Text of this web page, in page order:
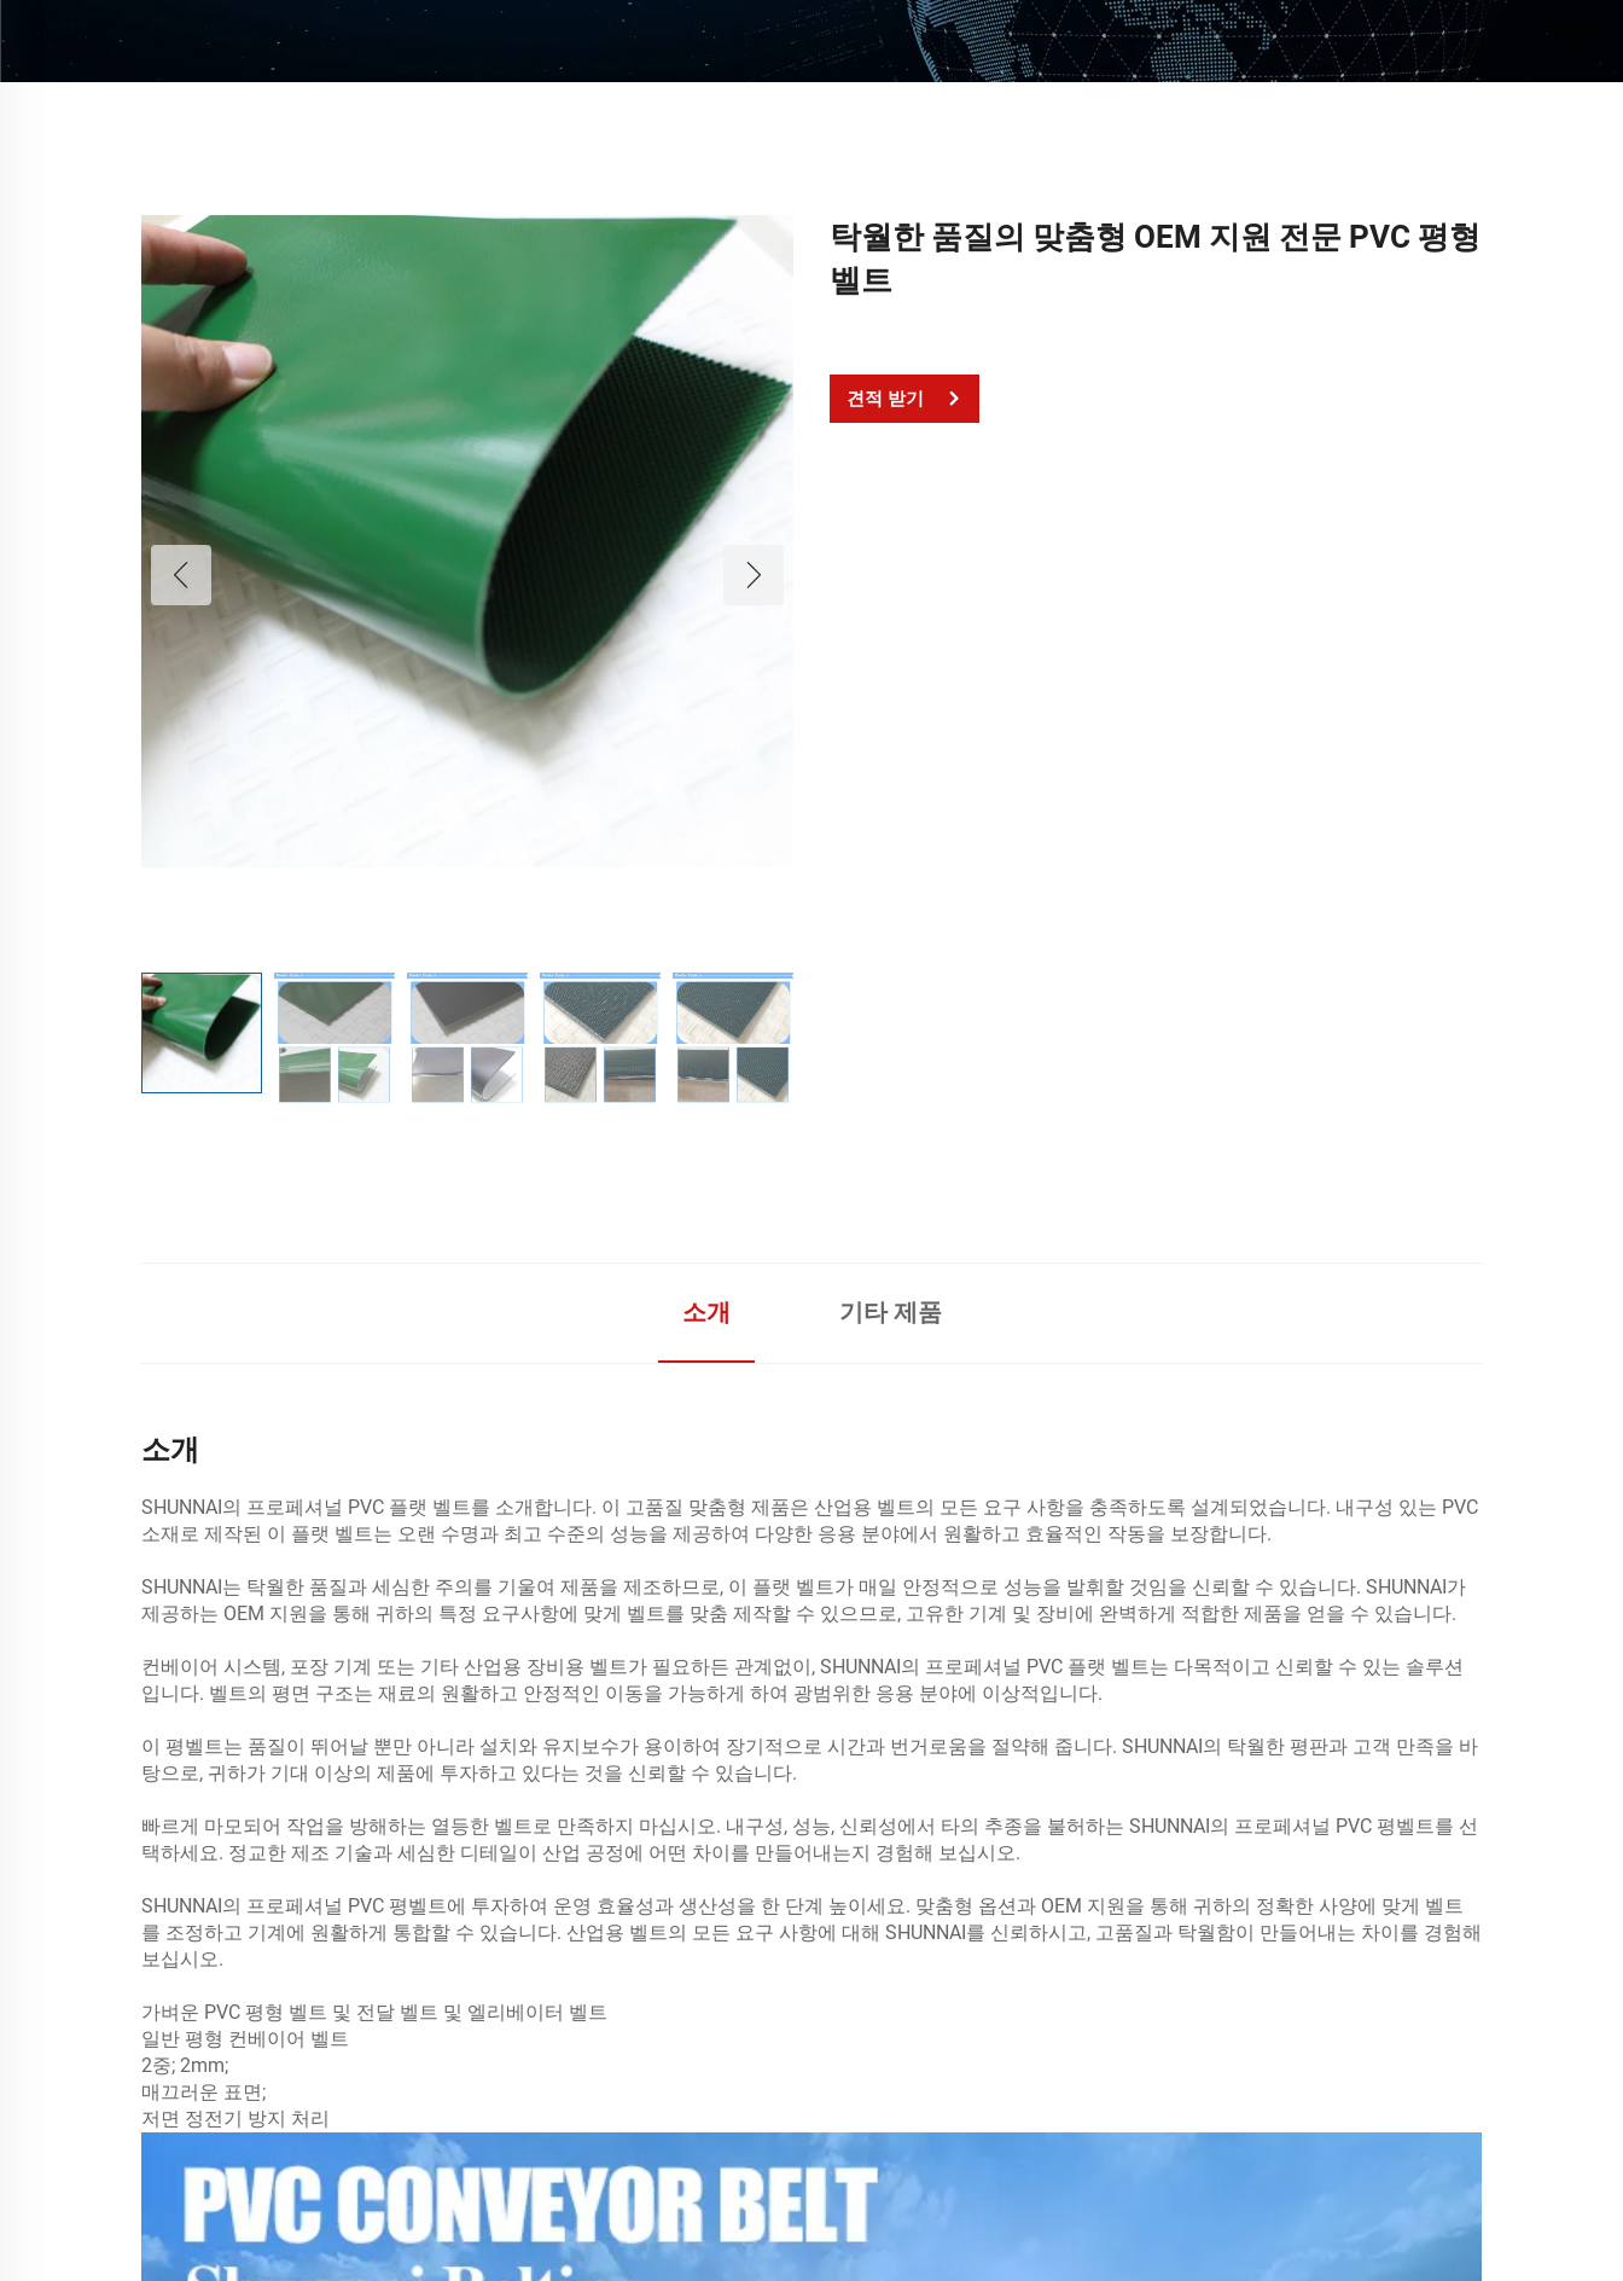
탁월한 품질의 맞춤형 OEM 지원 전문 PVC 평형
벨트
견적 받기
소개 기타 제품
소개
SHUNNAI의 프로페셔널 PVC 플랫 벨트를 소개합니다. 이 고품질 맞춤형 제품은 산업용 벨트의 모든 요구 사항을 충족하도록 설계되었습니다. 내구성 있는 PVC
소재로 제작된 이 플랫 벨트는 오랜 수명과 최고 수준의 성능을 제공하여 다양한 응용 분야에서 원활하고 효율적인 작동을 보장합니다.
SHUNNAI는 탁월한 품질과 세심한 주의를 기울여 제품을 제조하므로, 이 플랫 벨트가 매일 안정적으로 성능을 발휘할 것임을 신뢰할 수 있습니다. SHUNNAI가
제공하는 OEM 지원을 통해 귀하의 특정 요구사항에 맞게 벨트를 맞춤 제작할 수 있으므로, 고유한 기계 및 장비에 완벽하게 적합한 제품을 얻을 수 있습니다.
컨베이어 시스템, 포장 기계 또는 기타 산업용 장비용 벨트가 필요하든 관계없이, SHUNNAI의 프로페셔널 PVC 플랫 벨트는 다목적이고 신뢰할 수 있는 솔루션
입니다. 벨트의 평면 구조는 재료의 원활하고 안정적인 이동을 가능하게 하여 광범위한 응용 분야에 이상적입니다.
이 평벨트는 품질이 뛰어날 뿐만 아니라 설치와 유지보수가 용이하여 장기적으로 시간과 번거로움을 절약해 줍니다. SHUNNAI의 탁월한 평판과 고객 만족을 바
탕으로, 귀하가 기대 이상의 제품에 투자하고 있다는 것을 신뢰할 수 있습니다.
빠르게 마모되어 작업을 방해하는 열등한 벨트로 만족하지 마십시오. 내구성, 성능, 신뢰성에서 타의 추종을 불허하는 SHUNNAI의 프로페셔널 PVC 평벨트를 선
택하세요. 정교한 제조 기술과 세심한 디테일이 산업 공정에 어떤 차이를 만들어내는지 경험해 보십시오.
SHUNNAI의 프로페셔널 PVC 평벨트에 투자하여 운영 효율성과 생산성을 한 단계 높이세요. 맞춤형 옵션과 OEM 지원을 통해 귀하의 정확한 사양에 맞게 벨트
를 조정하고 기계에 원활하게 통합할 수 있습니다. 산업용 벨트의 모든 요구 사항에 대해 SHUNNAI를 신뢰하시고, 고품질과 탁월함이 만들어내는 차이를 경험해
보십시오.
가벼운 PVC 평형 벨트 및 전달 벨트 및 엘리베이터 벨트
일반 평형 컨베이어 벨트
2중; 2mm;
매끄러운 표면;
저면 정전기 방지 처리